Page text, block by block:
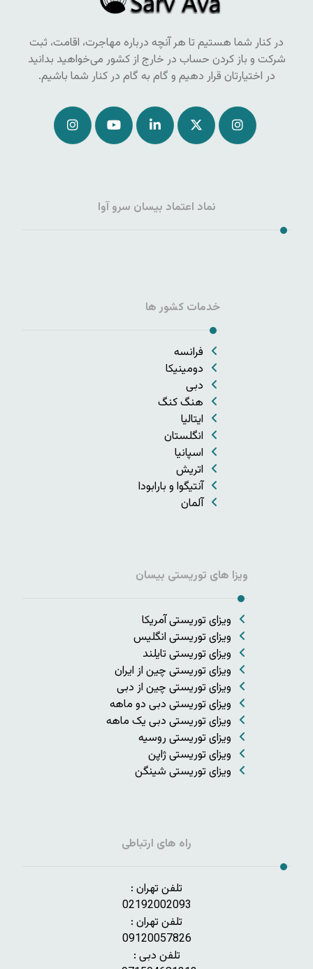
در کنار شما هستیم تا هر آنچه درباره مهاجرت، اقامت، ثبت
شرکت و باز کردن حساب در خارج از کشور می‌خواهید بدانید
در اختیارتان قرار دهیم و گام به گام در کنار شما باشیم.
نماد اعتماد بیسان سرو آوا
خدمات کشور ها
فرانسه
دومینیکا
دبی
هنگ کنگ
ایتالیا
انگلستان
اسپانیا
اتریش
آنتیگوا و بارابودا
آلمان
ویزا های توریستی بیسان
ویزای توریستی آمریکا
ویزای توریستی انگلیس
ویزای توریستی تایلند
ویزای توریستی چین از ایران
ویزای توریستی چین از دبی
ویزای توریستی دبی دو ماهه
ویزای توریستی دبی یک ماهه
ویزای توریستی روسیه
ویزای توریستی ژاپن
ویزای توریستی شینگن
راه های ارتباطی
تلفن تهران :
02192002093
تلفن تهران :
09120057826
تلفن دبی :